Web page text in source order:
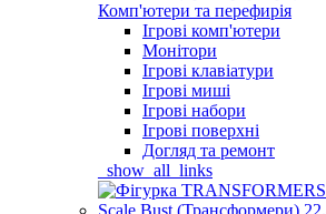
Комп'ютери та перефирія
Ігрові комп'ютери
Монітори
Ігрові клавіатури
Ігрові миші
Ігрові набори
Ігрові поверхні
Догляд та ремонт
_show_all_links